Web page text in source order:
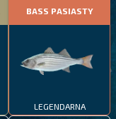
BASS PASIASTY
LEGENDARNA